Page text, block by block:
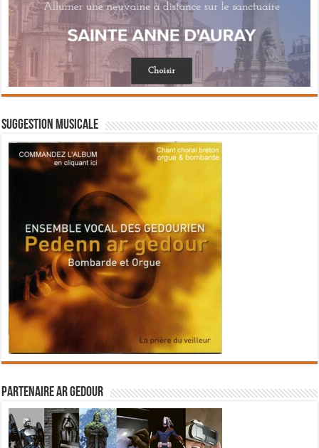
Suggestion musicale
Partenaire Ar Gedour